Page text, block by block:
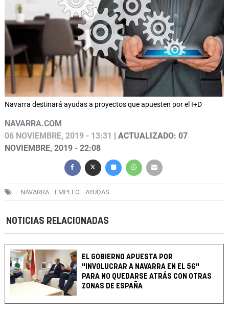
Navarra destinará ayudas a proyectos que apuesten por el I+D
NAVARRA.COM
06 NOVIEMBRE, 2019 - 13:31
| ACTUALIZADO: 07
NOVIEMBRE, 2019 - 22:08
NAVARRA EMPLEO AYUDAS
NOTICIAS RELACIONADAS
EL GOBIERNO APUESTA POR
"INVOLUCRAR A NAVARRA EN EL 5G"
PARA NO QUEDARSE ATRÁS CON OTRAS
ZONAS DE ESPAÑA